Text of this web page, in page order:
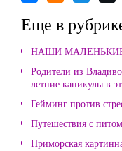
Еще в
НАШИ
Родители из
летние каникулы в
Гейминг против
Путешествия с
Приморская